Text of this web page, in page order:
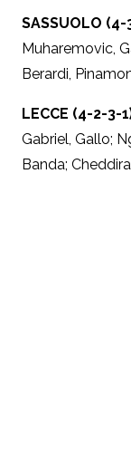
SASSUOLO (4-
Muharemovic,
Berardi,
LECCE (4-2-3-
Gabriel, Gallo;
Banda;